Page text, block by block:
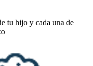
tu hijo y cada una de